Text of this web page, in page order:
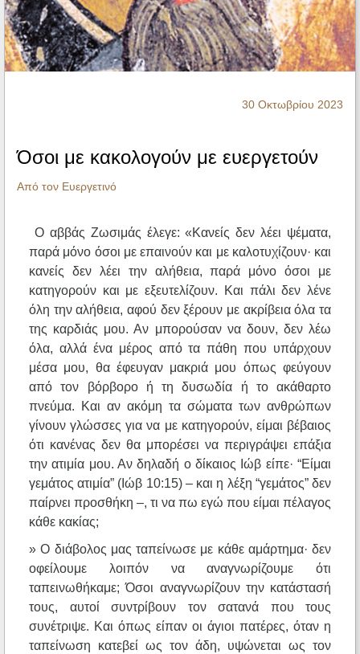
Ηχητικά
30 Οκτωβρίου 2023
Όσοι με κακολογούν με ευεργετούν
Από τον Ευεργετινό
Ο αββάς Ζωσιμάς έλεγε: «Κανείς δεν λέει ψέματα,
παρά μόνο όσοι με επαινούν και με καλοτυχίζουν· και
κανείς δεν λέει την αλήθεια, παρά μόνο όσοι με
κατηγορούν και με εξευτελίζουν. Και πάλι δεν λένε
όλη την αλήθεια, αφού δεν ξέρουν με ακρίβεια όλα τα
της καρδιάς μου. Αν μπορούσαν να δουν, δεν λέω
όλα, αλλά ένα μέρος από τα πάθη που υπάρχουν
μέσα μου, θα έφευγαν μακριά μου όπως φεύγουν
από τον βόρβορο ή τη δυσωδία ή το ακάθαρτο
πνεύμα. Και αν ακόμη τα σώματα των ανθρώπων
γίνουν γλώσσες για να με κατηγορούν, είμαι βέβαιος
ότι κανένας δεν θα μπορέσει να περιγράψει επάξια
την ατιμία μου. Αν δηλαδή ο δίκαιος Ιώβ είπε· “Είμαι
γεμάτος ατιμία” (Ιώβ 10:15) – και η λέξη “γεμάτος” δεν
παίρνει προσθήκη –, τι να πω εγώ που είμαι πέλαγος
κάθε κακίας;
» Ο διάβολος μας ταπείνωσε με κάθε αμάρτημα· δεν
οφείλουμε λοιπόν να αναγνωρίζουμε ότι
ταπεινωθήκαμε; Όσοι αναγνωρίζουν την κατάστασή
τους, αυτοί συντρίβουν τον σατανά που τους
συνέτριψε. Και όπως είπαν οι άγιοι πατέρες, όταν η
ταπείνωση κατεβεί ως τον άδη, υψώνεται ως τον